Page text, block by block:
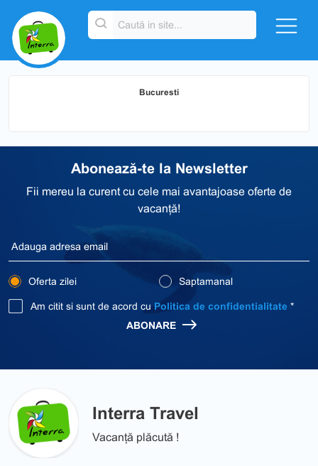
Bucuresti
Abonează-te la Newsletter
Fii mereu la curent cu cele mai avantajoase oferte de
vacanță!
Oferta zilei Saptamanal
Am citit si sunt de acord cu Politica de confidentialitate *
ABONARE
Interra Travel
Vacanță plăcută !